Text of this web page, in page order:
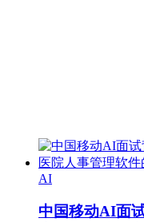
AI
中国移动AI面